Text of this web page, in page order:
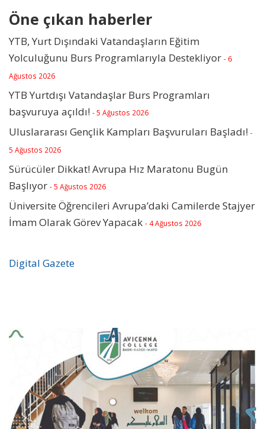
Öne çıkan haberler
YTB, Yurt Dışındaki Vatandaşların Eğitim
Yolculuğunu Burs Programlarıyla Destekliyor - 6
Ağustos 2026
YTB Yurtdışı Vatandaşlar Burs Programları
başvuruya açıldı! - 5 Ağustos 2026
Uluslararası Gençlik Kampları Başvuruları Başladı! -
5 Ağustos 2026
Sürücüler Dikkat! Avrupa Hız Maratonu Bugün
Başlıyor - 5 Ağustos 2026
Üniversite Öğrencileri Avrupa’daki Camilerde Stajyer
İmam Olarak Görev Yapacak - 4 Ağustos 2026
Digital Gazete